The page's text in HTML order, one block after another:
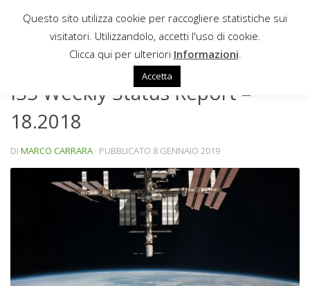
Sotto il contenuto
ISS Weekly Status Report –
18.2018
DI MARCO CARRARA · PUBBLICATO 8 GENNAIO 2019
Questo sito utilizza cookie per raccogliere statistiche sui
visitatori. Utilizzandolo, accetti l'uso di cookie.
Clicca qui per ulteriori Informazioni
Accetta